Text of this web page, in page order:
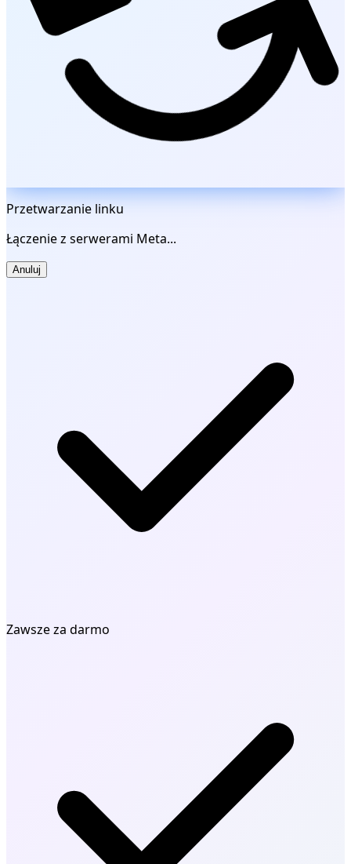
Przetwarzanie linku
Łączenie z serwerami Meta...
Anuluj
Zawsze za darmo